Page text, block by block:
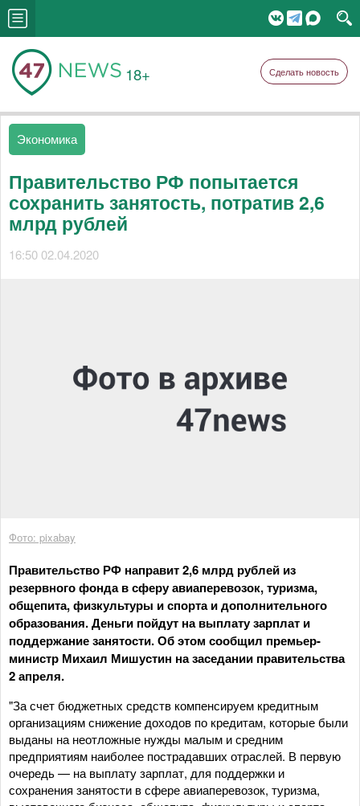
18+ Сделать новость
Экономика
Правительство РФ попытается
сохранить занятость, потратив 2,6
млрд рублей
16:50 02.04.2020
Фото: pixabay
Правительство РФ направит 2,6 млрд рублей из
резервного фонда в сферу авиаперевозок, туризма,
общепита, физкультуры и спорта и дополнительного
образования. Деньги пойдут на выплату зарплат и
поддержание занятости. Об этом сообщил премьер-
министр Михаил Мишустин на заседании правительства
2 апреля.
"За счет бюджетных средств компенсируем кредитным
организациям снижение доходов по кредитам, которые были
выданы на неотложные нужды малым и средним
предприятиям наиболее пострадавших отраслей. В первую
очередь — на выплату зарплат, для поддержки и
сохранения занятости в сфере авиаперевозок, туризма,